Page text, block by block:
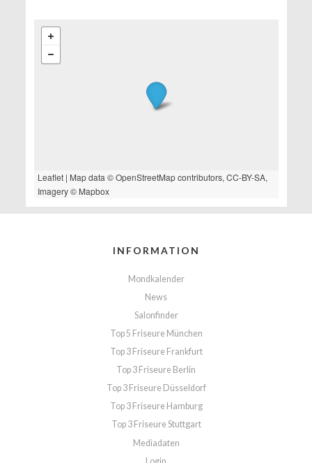
Leaflet| Map data ©OpenStreetMapcontributors, CC-BY-SA,
Imagery © Mapbox
INFORMATION
Mondkalender
News
Salonfinder
Top 5 Friseure München
Top 3 Friseure Frankfurt
Top 3 Friseure Berlin
Top 3 Friseure Düsseldorf
Top 3 Friseure Hamburg
Top 3 Friseure Stuttgart
Mediadaten